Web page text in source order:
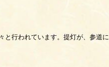
と行われています。提灯が、参道に